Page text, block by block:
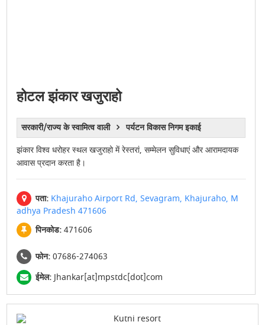
होटल झंकार खजुराहो
सरकारी/राज्य के स्वामित्व वाली
पर्यटन विकास निगम इकाई
झंकार विश्व धरोहर स्थल खजुराहो में रेस्तरां, सम्मेलन सुविधाएं और आरामदायक
आवास प्रदान करता है।
पता: Khajuraho Airport Rd, Sevagram, Khajuraho, M
adhya Pradesh 471606
पिनकोड:471606
फोन:07686-274063
ईमेल:Jhankar[at]mpstdc[dot]com